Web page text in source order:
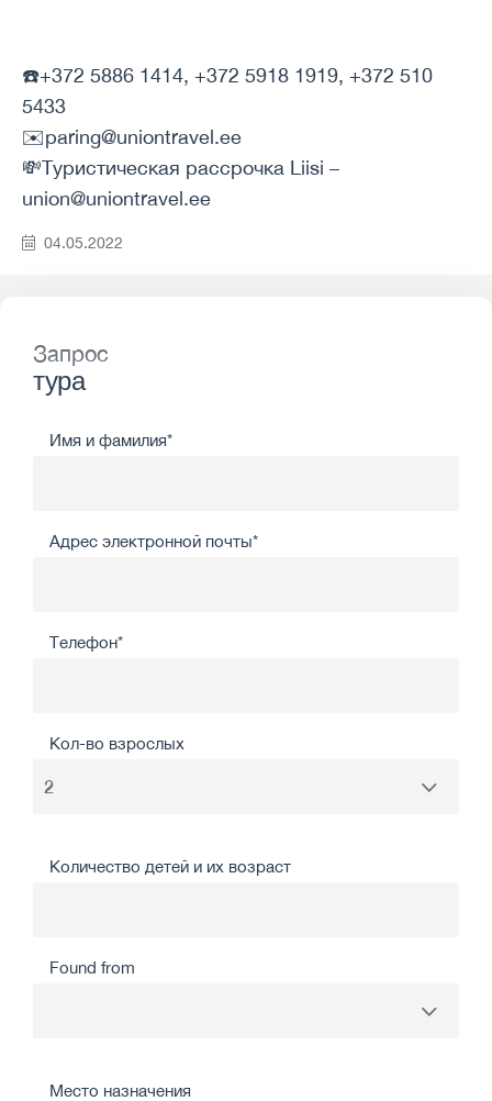
☎️+372 5886 1414, +372 5918 1919, +372 510
5433
✉️paring@uniontravel.ee
💸Туристическая рассрочка Liisi –
union@uniontravel.ee
04.05.2022
Запрос
тура
Имя и фамилия*
Адрес электронной почты*
Телефон*
Кол-во взрослых
Количество детей и их возраст
Found from
Место назначения